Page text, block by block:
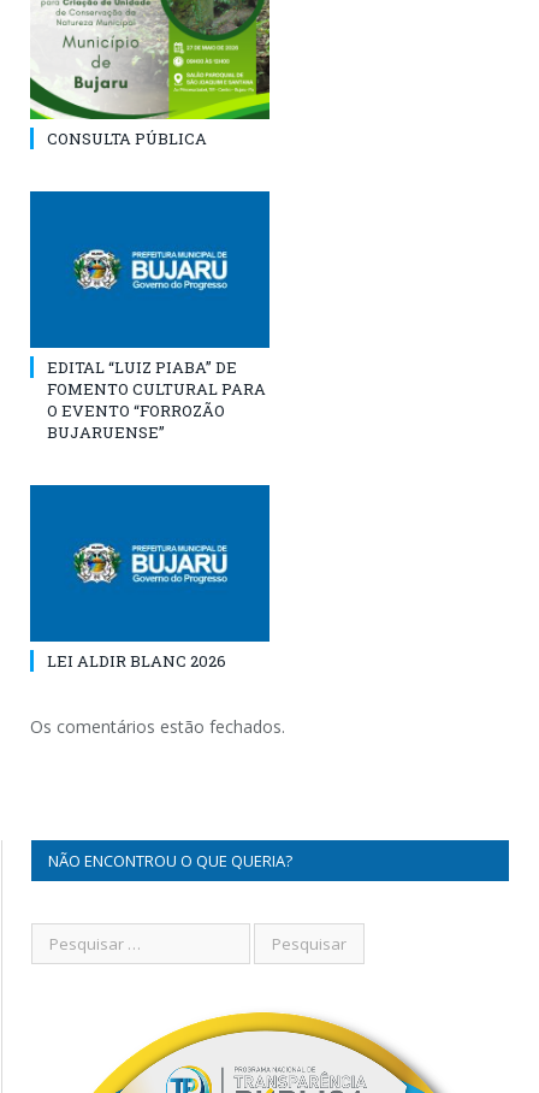
CONSULTA PÚBLICA
EDITAL “LUIZ PIABA” DE
FOMENTO CULTURAL PARA
O EVENTO “FORROZÃO
BUJARUENSE”
LEI ALDIR BLANC 2026
Os comentários estão fechados.
NÃO ENCONTROU O QUE QUERIA?